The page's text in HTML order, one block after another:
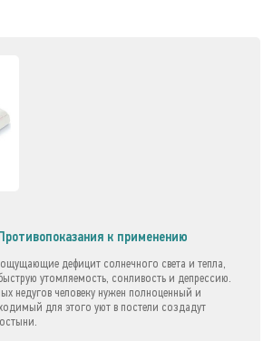
к применению
дефицит солнечного света и тепла,
утомляемость, сонливость и депрессию.
недугов человеку нужен полноценный и
для этого уют в постели создадут